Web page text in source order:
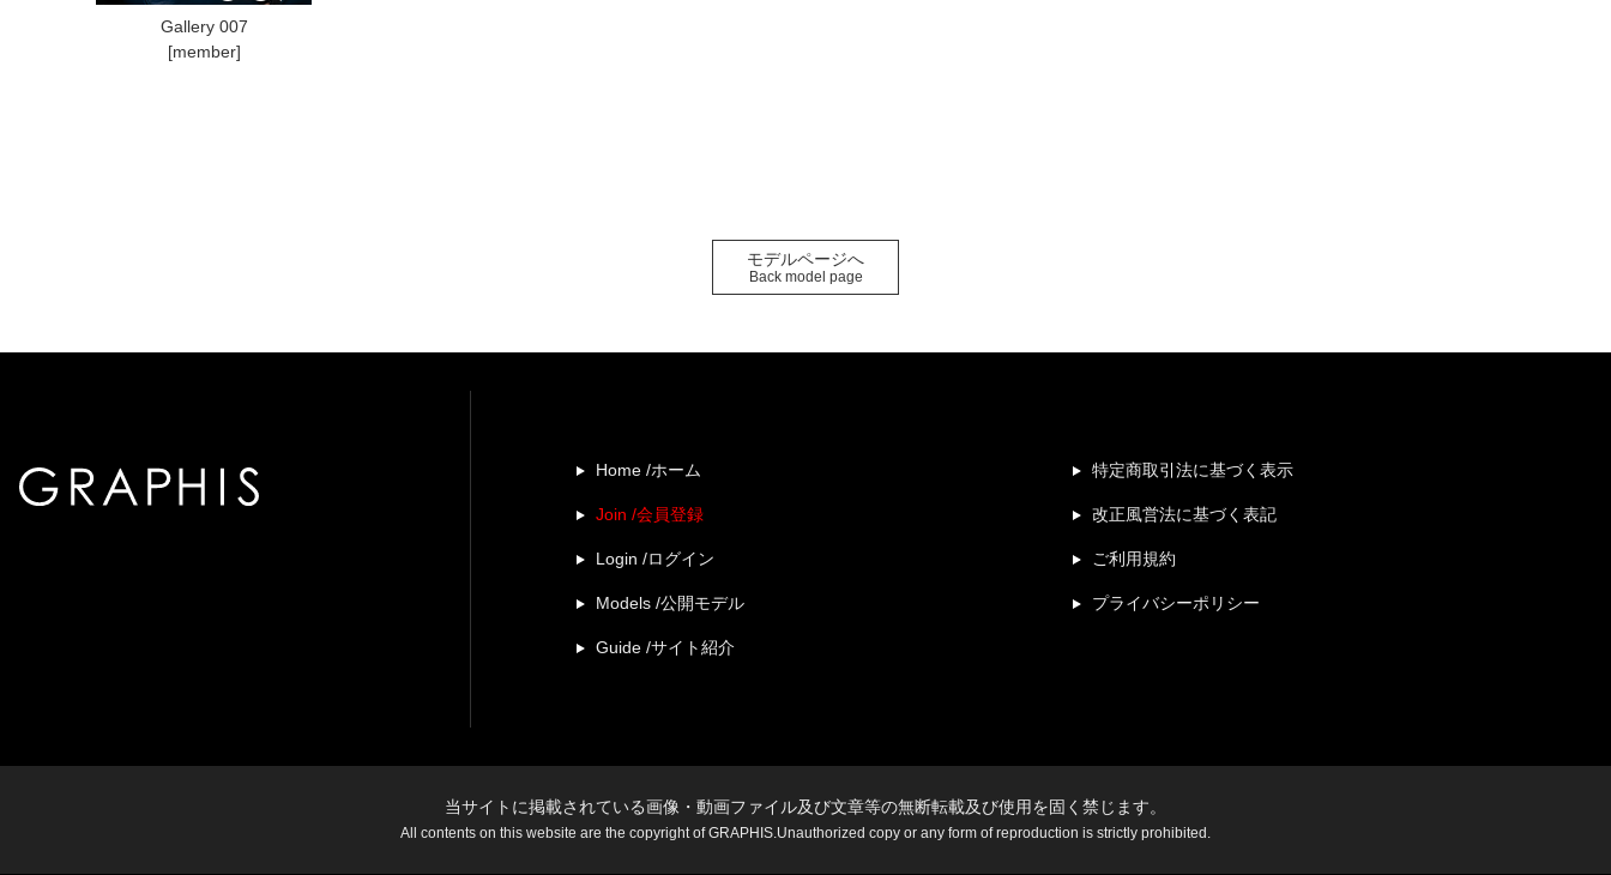
Gallery 007
[member]
モデルページへ
Back model page
Home /ホーム
Join /会員登録
Login /ログイン
Models /公開モデル
Guide /サイト紹介
特定商取引法に基づく表示
改正風営法に基づく表記
ご利用規約
プライバシーポリシー
当サイトに掲載されている画像・動画ファイル及び文章等の無断転載及び使用を固く禁じます。
All contents on this website are the copyright of GRAPHIS.Unauthorized copy or any form of reproduction is strictly prohibited.